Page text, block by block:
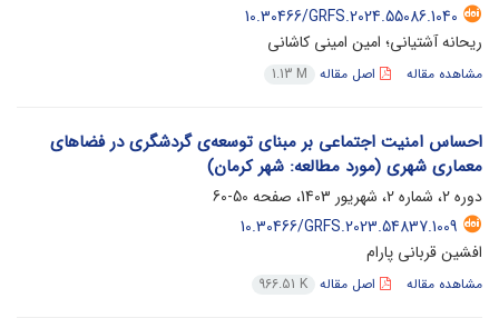
10.30466/GRFS.2024.55086.1040
ریحانه آشتیانی؛ امین امینی کاشانی
مشاهده مقاله اصل مقاله 1.13 M
احساس امنیت اجتماعی بر مبنای توسعه‌ی گردشگری در فضاهای
معماری شهری (مورد مطالعه: شهر کرمان)
دوره 2، شماره 2، شهریور 1403، صفحه
50-60
10.30466/GRFS.2023.54837.1009
افشین قربانی پارام
مشاهده مقاله اصل مقاله 966.51 K